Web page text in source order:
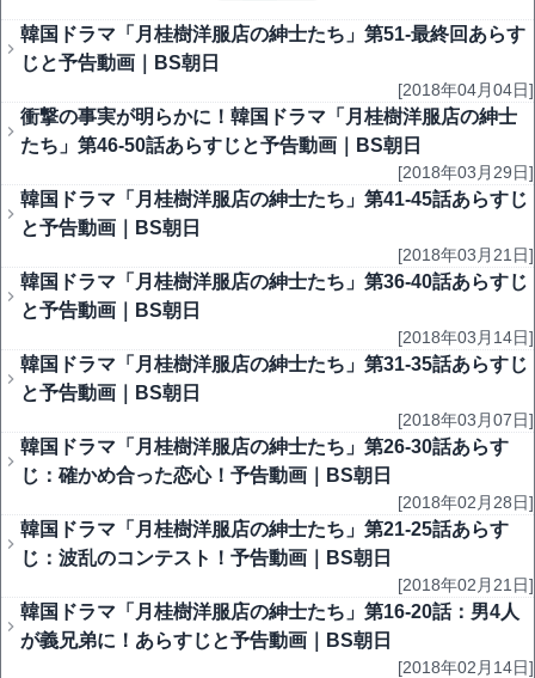
韓国ドラマ「月桂樹洋服店の紳士たち」第51-最終回あらす
じと予告動画｜BS朝日
[2018年04月04日]
衝撃の事実が明らかに！韓国ドラマ「月桂樹洋服店の紳士
たち」第46-50話あらすじと予告動画｜BS朝日
[2018年03月29日]
韓国ドラマ「月桂樹洋服店の紳士たち」第41-45話あらすじ
と予告動画｜BS朝日
[2018年03月21日]
韓国ドラマ「月桂樹洋服店の紳士たち」第36-40話あらすじ
と予告動画｜BS朝日
[2018年03月14日]
韓国ドラマ「月桂樹洋服店の紳士たち」第31-35話あらすじ
と予告動画｜BS朝日
[2018年03月07日]
韓国ドラマ「月桂樹洋服店の紳士たち」第26-30話あらす
じ：確かめ合った恋心！予告動画｜BS朝日
[2018年02月28日]
韓国ドラマ「月桂樹洋服店の紳士たち」第21-25話あらす
じ：波乱のコンテスト！予告動画｜BS朝日
[2018年02月21日]
韓国ドラマ「月桂樹洋服店の紳士たち」第16-20話：男4人
が義兄弟に！あらすじと予告動画｜BS朝日
[2018年02月14日]